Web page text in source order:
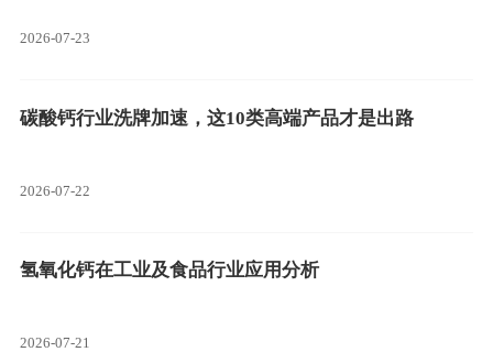
2026-07-23
碳酸钙行业洗牌加速，这10类高端产品才是出路
2026-07-22
氢氧化钙在工业及食品行业应用分析
2026-07-21